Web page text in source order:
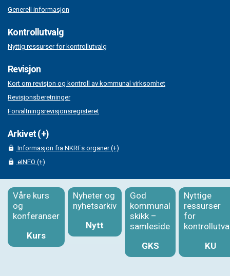
Generell informasjon
Kontrollutvalg
Nyttig ressurser for kontrollutvalg
Revisjon
Kort om revisjon og kontroll av kommunal virksomhet
Revisjonsberetninger
Forvaltningsrevisjonsregisteret
Arkivet (+)
Informasjon fra NKRFs organer (+)
eINFO (+)
Våre kurs
og
konferanser
Kurs
Nyheter og
nyhetsarkiv
Nytt
God
kommunal
skikk –
samleside
GKS
Nyttige
ressurser
for
KU